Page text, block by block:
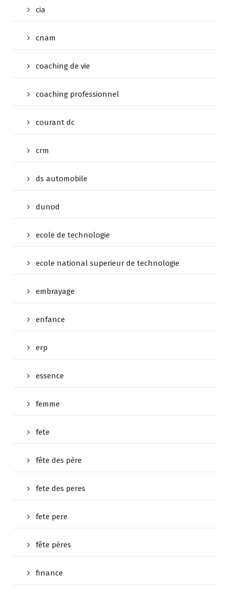
cia
cnam
coaching de vie
coaching professionnel
courant dc
crm
ds automobile
dunod
ecole de technologie
ecole national superieur de technologie
embrayage
enfance
erp
essence
femme
fete
fête des père
fete des peres
fete pere
fête pères
finance